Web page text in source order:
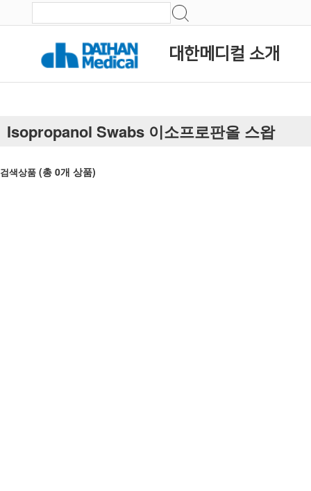
대한메디컬 소개
Isopropanol Swabs 이소프로판올 스왑
검색상품 (총 0개 상품)